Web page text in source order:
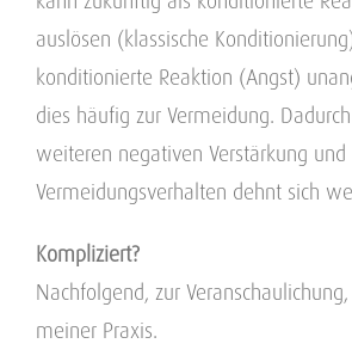
auslösen (klassische
konditionierte Reaktion (Angst)
dies häufig zur Vermeidung.
weiteren negativen Verstärkung und
Vermeidungsverhalten dehnt sich
Kompliziert?
Nachfolgend, zur
meiner Praxis.